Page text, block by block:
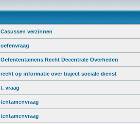
Casussen verzinnen
oefenvraag
Oefententamens Recht Decentrale Overheden
recht op informatie over traject sociale dienst
t. vraag
tentamenvraag
tentamenvraag